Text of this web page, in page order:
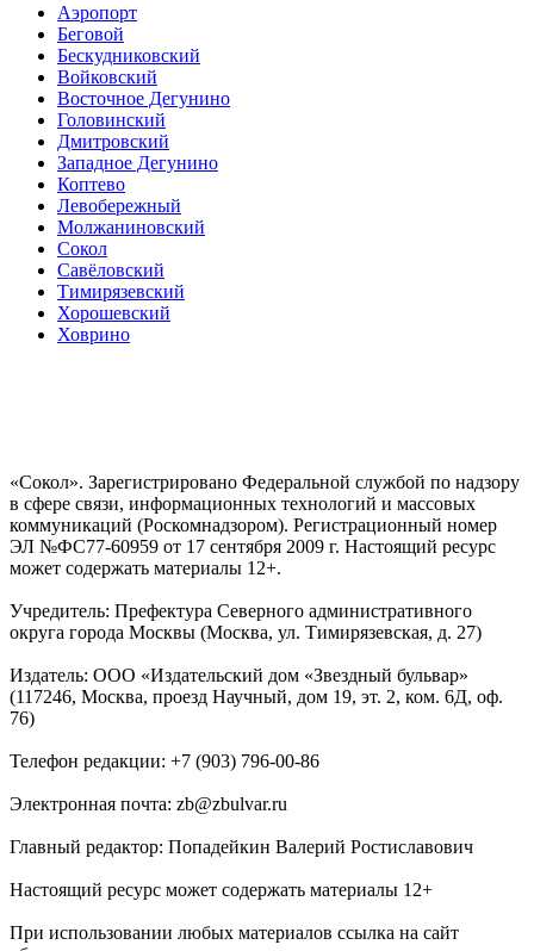
Аэропорт
Беговой
Бескудниковский
Войковский
Восточное Дегунино
Головинский
Дмитровский
Западное Дегунино
Коптево
Левобережный
Молжаниновский
Сокол
Савёловский
Тимирязевский
Хорошевский
Ховрино
«Сокол». Зарегистрировано Федеральной службой по надзору
в сфере связи, информационных технологий и массовых
коммуникаций (Роскомнадзором). Регистрационный номер
ЭЛ №ФС77-60959 от 17 сентября 2009 г. Настоящий ресурс
может содержать материалы 12+.
Учредитель: Префектура Северного административного
округа города Москвы (Москва, ул. Тимирязевская, д. 27)
Издатель: ООО «Издательский дом «Звездный бульвар»
(117246, Москва, проезд Научный, дом 19, эт. 2, ком. 6Д, оф.
76)
Телефон редакции: +7 (903) 796-00-86
Электронная почта: zb@zbulvar.ru
Главный редактор: Попадейкин Валерий Ростиславович
Настоящий ресурс может содержать материалы 12+
При использовании любых материалов ссылка на сайт